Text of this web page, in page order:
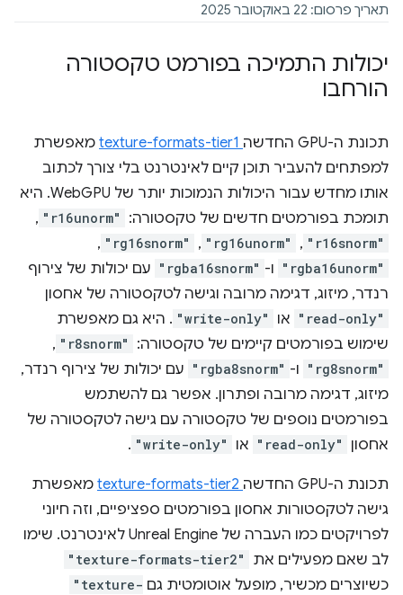
תאריך פרסום: 22 באוקטובר 2025
יכולות התמיכה בפורמט טקסטורה
הורחבו
תכונת ה-GPU החדשה
מאפשרת
למפתחים להעביר תוכן קיים לאינטרנט בלי צורך לכתוב
אותו מחדש עבור היכולות הנמוכות יותר של WebGPU. היא
תומכת בפורמטים חדשים של טקסטורה:
"r16unorm"
,‏
"r16snorm"
,‏
"rg16unorm"
,‏
"rg16snorm"
,‏
"rgba16unorm" ו- "rgba16snorm" עם יכולות של צירוף
רנדר, מיזוג, דגימה מרובה וגישה לטקסטורה של אחסון
"read-only" או "write-only" . היא גם מאפשרת
שימוש בפורמטים קיימים של טקסטורה:
"r8snorm"
,‏
"rg8snorm" ו- "rgba8snorm" עם יכולות של צירוף רנדר,
מיזוג, דגימה מרובה ופתרון. אפשר גם להשתמש
בפורמטים נוספים של טקסטורה עם גישה לטקסטורה של
אחסון
"read-only" או "write-only"
.
תכונת ה-GPU החדשה
מאפשרת
גישה לטקסטורות אחסון בפורמטים ספציפיים, וזה חיוני
לפרויקטים כמו העברה של Unreal Engine לאינטרנט. שימו
לב שאם מפעילים את
"texture-formats-tier2"
כשיוצרים מכשיר, מופעל אוטומטית גם "texture-